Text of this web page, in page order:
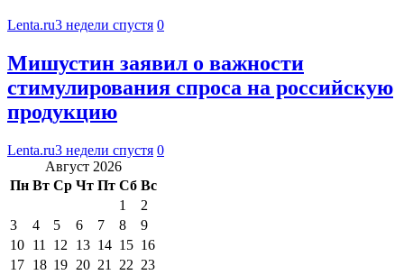
Lenta.ru3 недели спустя 0
Мишустин заявил о важности
стимулирования спроса на российскую
продукцию
Lenta.ru3 недели спустя 0
Август 2026
Пн Вт Ср Чт Пт Сб Вс
1
2
3
4 5 6 7 8
9
10 11 12 13 14 15 16
17 18 19 20 21 22 23